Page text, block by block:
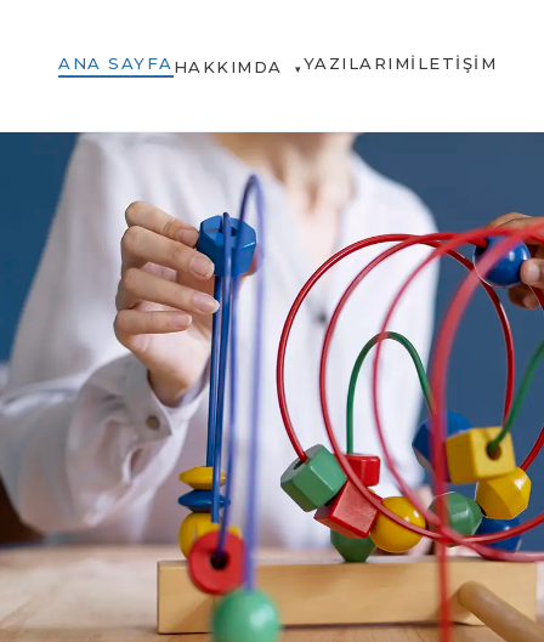
ANA SAYFA HAKKIMDA ▾YAZILARIMİLETIŞIM